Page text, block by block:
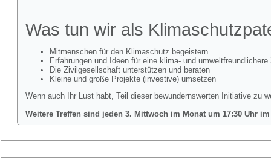
Was tun wir als
Mitmenschen für den Klimaschutz begeistern
Erfahrungen und Ideen für eine klima- und
Die Zivilgesellschaft unterstützen und beraten
Kleine und große Projekte (investive) umsetzen
Wenn auch Ihr Lust habt, Teil dieser bewundernswerten Initiative zu
Weitere Treffen sind jeden 3. Mittwoch im Monat um 17:30 Uhr